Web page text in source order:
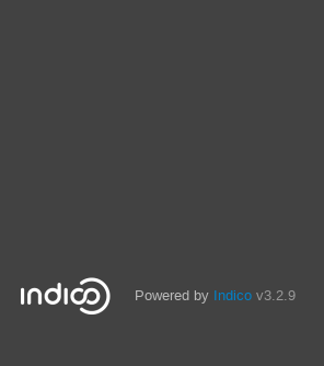
Powered by Indico v3.2.9